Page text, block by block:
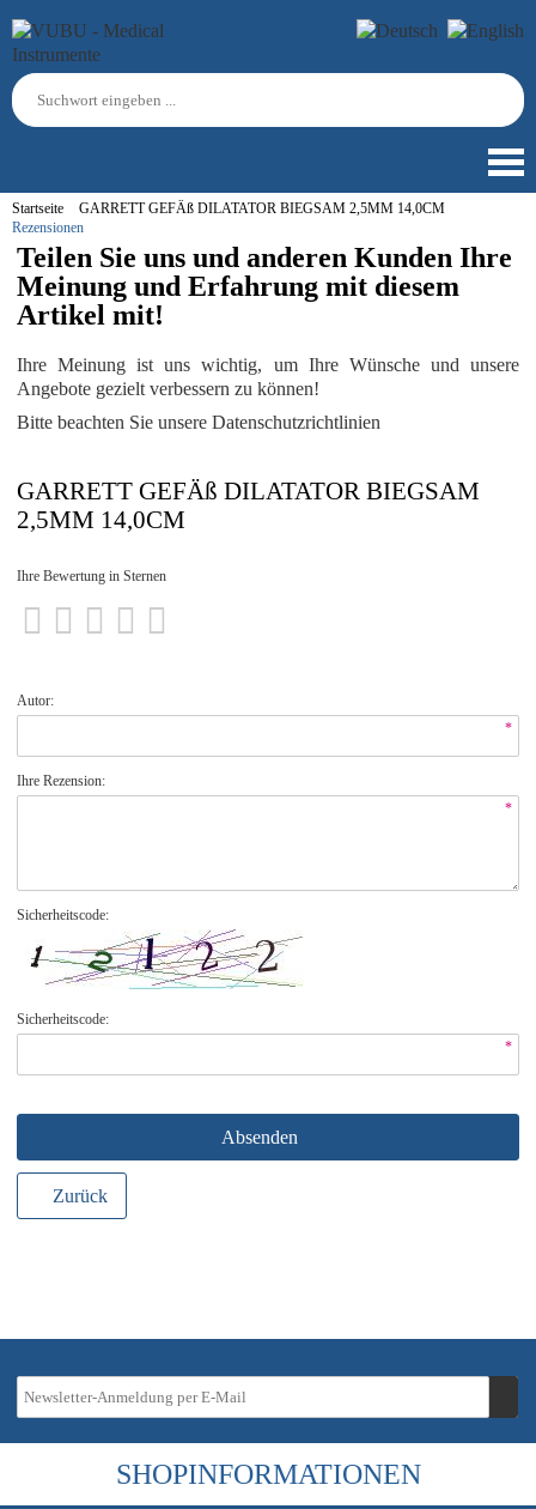
Startseite
GARRETT GEFÄß DILATATOR BIEGSAM 2,5MM 14,0CM
Rezensionen
Teilen Sie uns und anderen Kunden Ihre
Meinung und Erfahrung mit diesem
Artikel mit!
Ihre Meinung ist uns wichtig, um Ihre Wünsche und unsere
Angebote gezielt verbessern zu können!
Bitte beachten Sie unsere Datenschutzrichtlinien
GARRETT GEFÄß DILATATOR BIEGSAM
2,5MM 14,0CM
Ihre Bewertung in Sternen
Autor:
*
Ihre Rezension:
*
Sicherheitscode:
Sicherheitscode:
*
Absenden
Zurück
SHOPINFORMATIONEN